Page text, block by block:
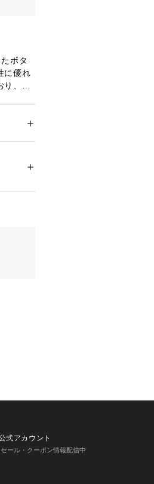
ボタ
に優れ
り、ア
式アカウント
ール・クーポン情報配信中